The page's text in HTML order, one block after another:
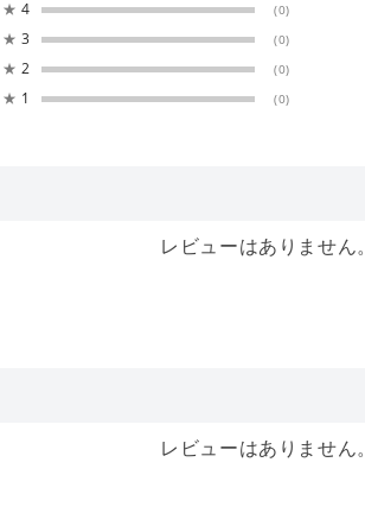
★ 4 (0)
★ 3 (0)
★ 2 (0)
★ 1 (0)
レビューはありません
レビューはありません